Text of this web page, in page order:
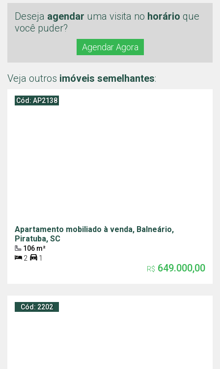
Deseja agendar uma visita no horário que
você puder?
Agendar Agora
Veja outros imóveis semelhantes:
Cód: AP2138
Apartamento mobiliado à venda, Balneário,
Piratuba, SC
106 m²
2
1
R$ 649.000,00
Cód: 2202